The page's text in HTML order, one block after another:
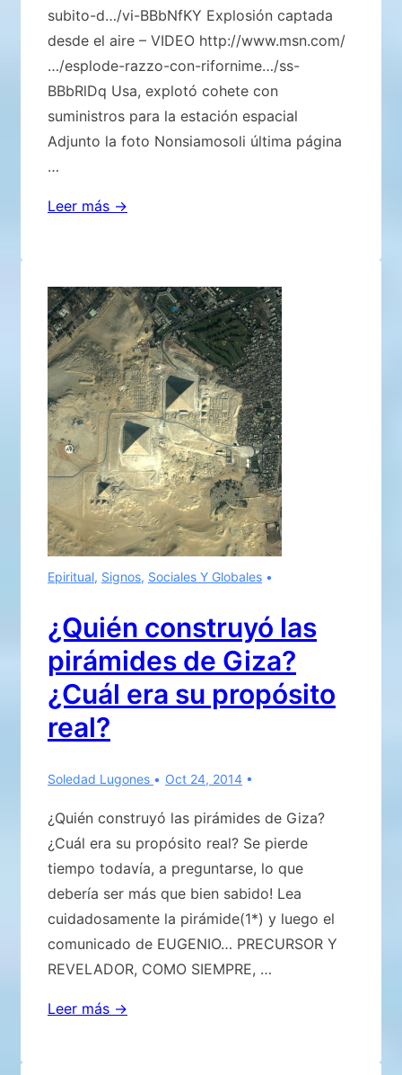
subito-d…/vi-BBbNfKY Explosión captada
desde el aire – VIDEO http://www.msn.com/
…/esplode-razzo-con-rifornime…/ss-
BBbRlDq Usa, explotó cohete con
suministros para la estación espacial
Adjunto la foto Nonsiamosoli última página
…
-
REPITE..?!
¡TAL
VEZ!
Leer más →
Epiritual, Signos, Sociales Y Globales
¿Quién construyó las
pirámides de Giza?
¿Cuál era su propósito
real?
Soledad Lugones Oct 24, 2014
¿Quién construyó las pirámides de Giza?
¿Cuál era su propósito real? Se pierde
tiempo todavía, a preguntarse, lo que
debería ser más que bien sabido! Lea
cuidadosamente la pirámide(1*) y luego el
comunicado de EUGENIO… PRECURSOR Y
REVELADOR, COMO SIEMPRE, …
¿Quién
Leer más →